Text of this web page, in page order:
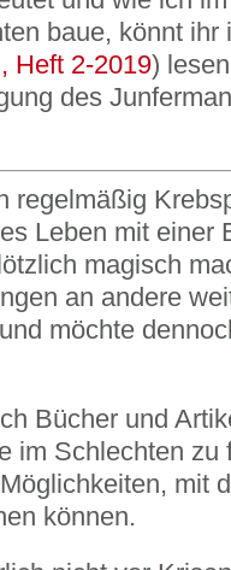
baue, könnt ihr
Heft 2-2019)
des
regelmäßig
Leben mit einer
magisch
an andere
möchte
Bücher und
im Schlechten zu
mit
können.